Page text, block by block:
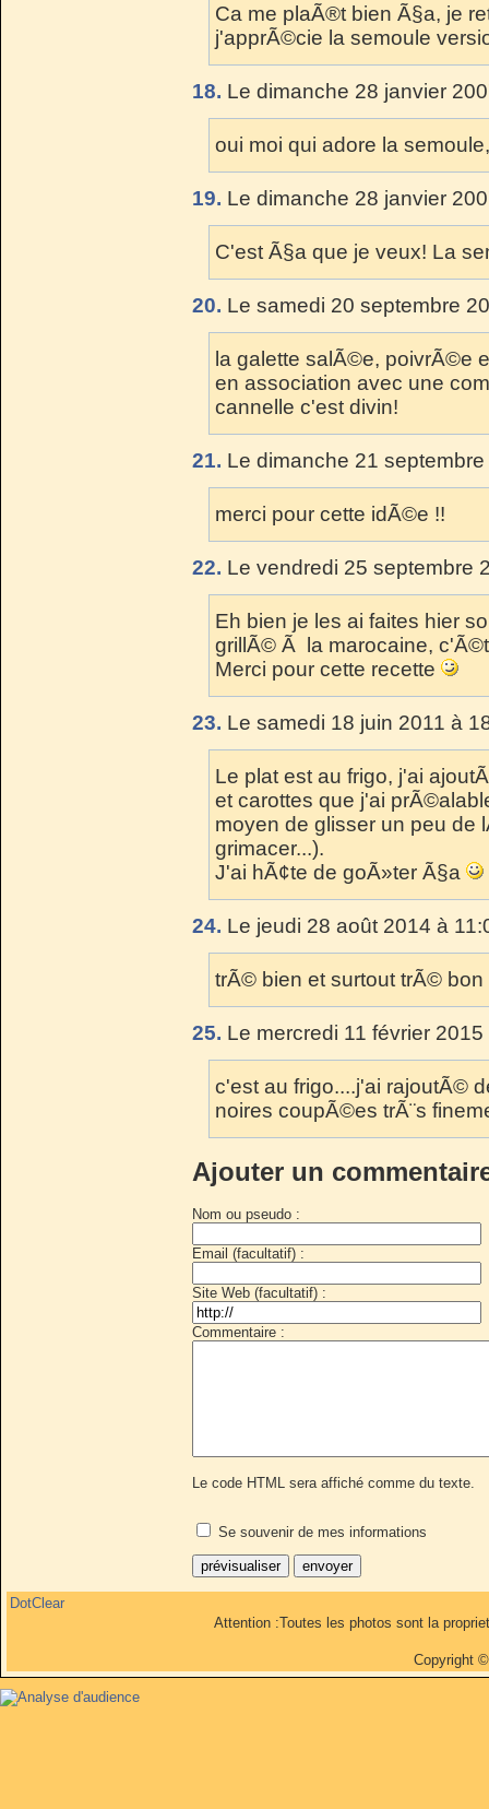
Ca me plaÃ®t bien Ã§a, je
j'apprÃ©cie la semoule
18. Le dimanche 28 janvier
oui moi qui adore la
19. Le dimanche 28 janvier
C'est Ã§a que je veux! La
20. Le samedi 20 septembre
la galette salÃ©e, poivrÃ©e
en association avec une
cannelle c'est divin!
21. Le dimanche 21
merci pour cette idÃ©e !!
22. Le vendredi 25 septembre
Eh bien je les ai faites hier
grillÃ© Ã la marocaine,
Merci pour cette recette
23. Le samedi 18 juin 2011 à
Le plat est au frigo, j'ai
et carottes que j'ai
moyen de glisser un peu de
grimacer...).
J'ai hÃ¢te de goÃ»ter Ã§a
24. Le jeudi 28 août 2014 à
trÃ© bien et surtout trÃ© bon
25. Le mercredi 11 février
c'est au frigo....j'ai rajoutÃ©
noires coupÃ©es trÃ¨s
Ajouter un
Nom ou pseudo :
Email (facultatif) :
Site Web (facultatif) :
Commentaire :
Le code HTML sera affiché comme du texte.
Se souvenir de mes informations
DotClear
Attention :Toutes les photos sont la
Copyright